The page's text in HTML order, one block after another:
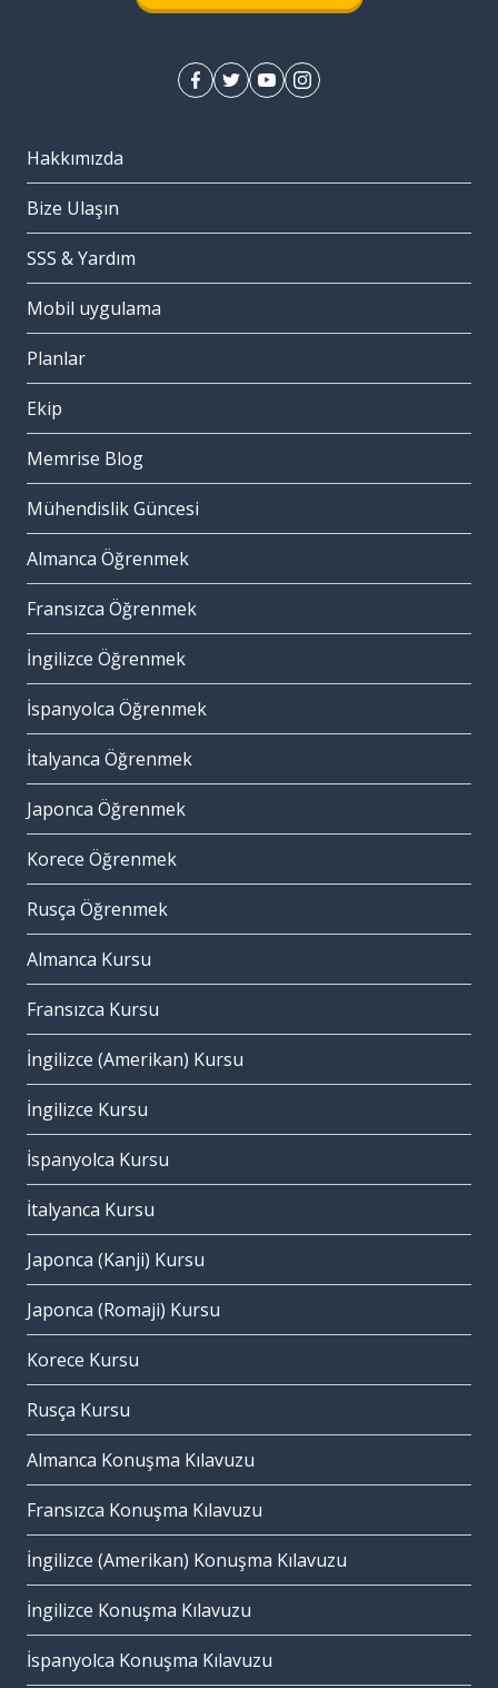
Hakkımızda
Bize Ulaşın
SSS & Yardım
Mobil uygulama
Planlar
Ekip
Memrise Blog
Mühendislik Güncesi
Almanca Öğrenmek
Fransızca Öğrenmek
İngilizce Öğrenmek
İspanyolca Öğrenmek
İtalyanca Öğrenmek
Japonca Öğrenmek
Korece Öğrenmek
Rusça Öğrenmek
Almanca Kursu
Fransızca Kursu
İngilizce (Amerikan) Kursu
İngilizce Kursu
İspanyolca Kursu
İtalyanca Kursu
Japonca (Kanji) Kursu
Japonca (Romaji) Kursu
Korece Kursu
Rusça Kursu
Almanca Konuşma Kılavuzu
Fransızca Konuşma Kılavuzu
İngilizce (Amerikan) Konuşma Kılavuzu
İngilizce Konuşma Kılavuzu
İspanyolca Konuşma Kılavuzu